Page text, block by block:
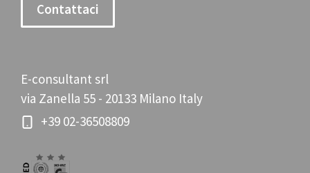
Contattaci
E-consultant srl
via Zanella 55 - 20133 Milano Italy
+39 02-36508809